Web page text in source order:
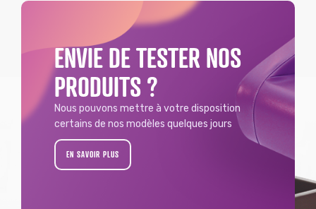
ENVIE DE TESTER NOS
PRODUITS ?
Nous pouvons mettre à votre disposition
certains de nos modèles quelques jours
EN SAVOIR PLUS